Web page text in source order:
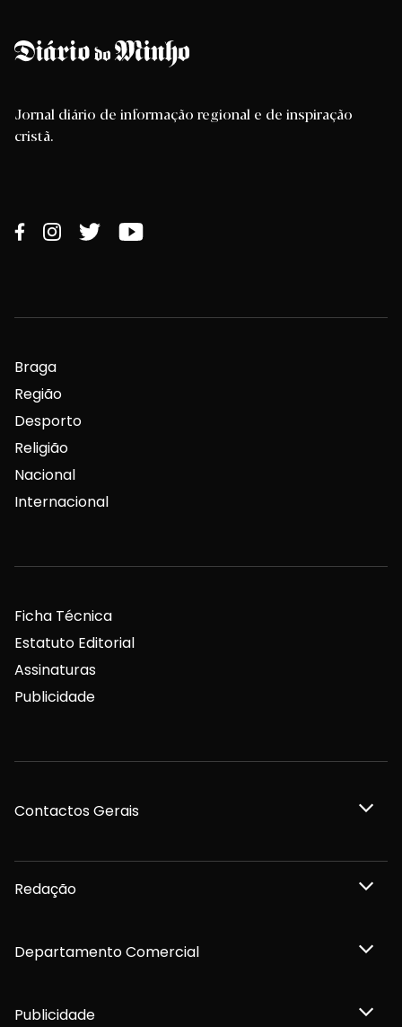
Jornal diário de informação regional e de inspiração
cristã.
Braga
Região
Desporto
Religião
Nacional
Internacional
Ficha Técnica
Estatuto Editorial
Assinaturas
Publicidade
Contactos Gerais
Redação
Departamento Comercial
Publicidade